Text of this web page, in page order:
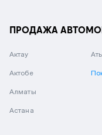
ПРОДАЖА
Актау
Актобе
Алматы
Астана